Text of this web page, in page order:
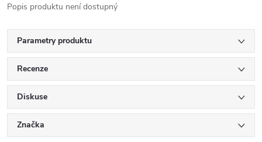
Popis produktu není dostupný
Parametry produktu
Recenze
Diskuse
Značka